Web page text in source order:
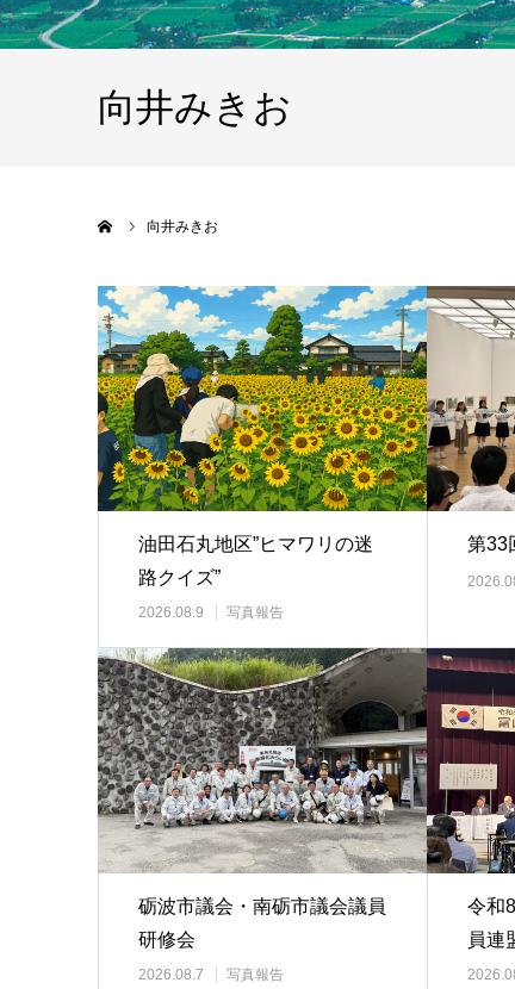
向井みきお
向井みきお
油田石丸地区”ヒマワリの迷
路クイズ”
2026.08.9 写真報告
第33
砺波市議会・南砺市議会議員
研修会
2026.08.7 写真報告
令和
員連